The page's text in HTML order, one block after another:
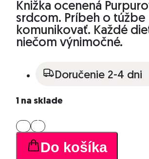
Knižka ocenená
srdcom. Príbeh o túžbe
komunikovať. Každé
niečom výnimočné.
Doručenie 2-4 dni
1 na sklade
množstvo
O
RudkoviDo košíka